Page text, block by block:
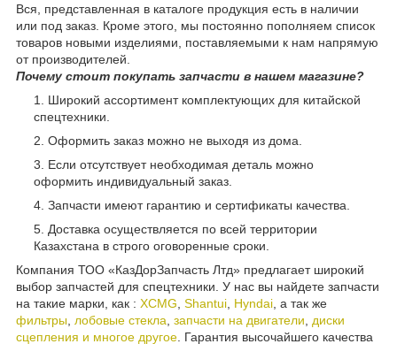
Вся, представленная в каталоге продукция есть в наличии
или под заказ. Кроме этого, мы постоянно пополняем список
товаров новыми изделиями, поставляемыми к нам напрямую
от производителей.
Почему стоит покупать запчасти в нашем магазине?
Широкий ассортимент комплектующих для китайской
спецтехники.
Оформить заказ можно не выходя из дома.
Если отсутствует необходимая деталь можно
оформить индивидуальный заказ.
Запчасти имеют гарантию и сертификаты качества.
Доставка осуществляется по всей территории
Казахстана в строго оговоренные сроки.
Компания ТОО «КазДорЗапчасть Лтд» предлагает широкий
выбор запчастей для спецтехники. У нас вы найдете запчасти
на такие марки, как : XCMG Shantui Hyndai , а так же
фильтры лобовые стекла запчасти на двигатели
диски
сцепления и многое другое . Гарантия высочайшего качества